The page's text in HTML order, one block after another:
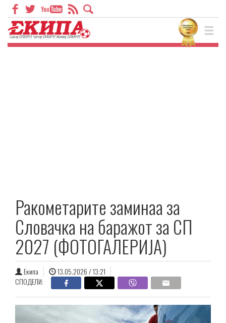
Ракометарите заминаа за
Словачка на баражот за СП
2027 (ФОТОГАЛЕРИЈА)
Екипа
13.05.2026 / 13:21
СПОДЕЛИ: